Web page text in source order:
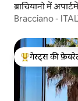
ब्राचियानो में
Bracciano -
गेस्ट्स का टॉप
गेस्ट्स की